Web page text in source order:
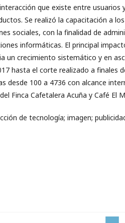
que existe entre usuarios
Se realizó la capacitación a
sociales, con la finalidad de
informáticas. El principal
un crecimiento sistemático y en
hasta el corte realizado a finales
desde 100 a 4736 con alcance
Finca Cafetalera Acuña y Café El
de tecnología; imagen;